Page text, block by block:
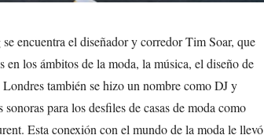
encuentra el diseñador y corredor Tim Soar, que
en los ámbitos de la moda, la música, el diseño de
también se hizo un nombre como DJ y
para los desfiles de casas de moda como
Esta conexión con el mundo de la moda le llevó